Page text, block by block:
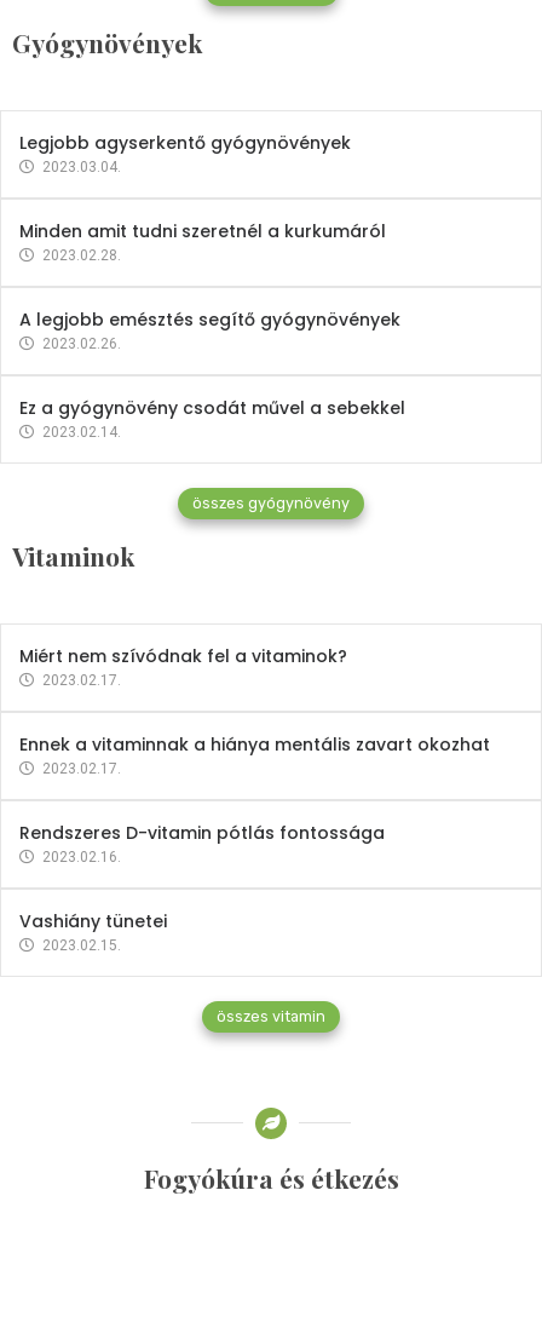
Gyógynövények
Mindent a petrezselyemről
2023.12.21.
Legjobb agyserkentő gyógynövények
2023.03.04.
Minden amit tudni szeretnél a kurkumáról
2023.02.28.
A legjobb emésztés segítő gyógynövények
2023.02.26.
Ez a gyógynövény csodát művel a sebekkel
2023.02.14.
összes gyógynövény
Vitaminok
Vitaminok
Mindent a B-12 vitaminról
2023.02.27.
Miért nem szívódnak fel a vitaminok?
2023.02.17.
Ennek a vitaminnak a hiánya mentális zavart okozhat
2023.02.17.
Rendszeres D-vitamin pótlás fontossága
2023.02.16.
Vashiány tünetei
2023.02.15.
összes vitamin
Fogyókúra és étkezés